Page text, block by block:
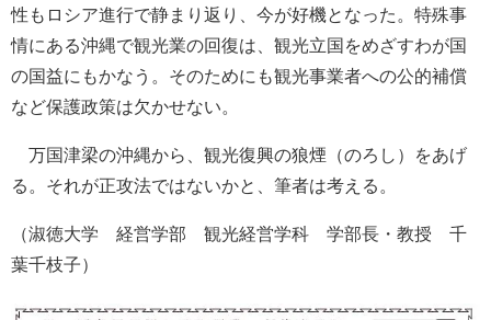
性もロシア進行で静まり返り、今が好機となった。特殊事
情にある沖縄で観光業の回復は、観光立国をめざすわが国
の国益にもかなう。そのためにも観光事業者への公的補償
など保護政策は欠かせない。
万国津梁の沖縄から、観光復興の狼煙（のろし）をあげ
る。それが正攻法ではないかと、筆者は考える。
（淑徳大学 経営学部 観光経営学科 学部長・教授 千
葉千枝子）